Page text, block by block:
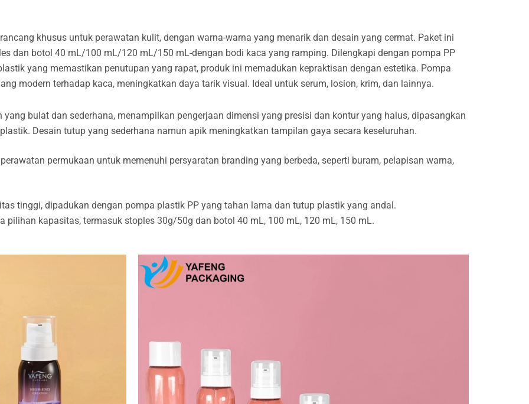
khusus untuk perawatan kulit, dengan warna-warna yang menarik dan desain yang cermat. Paket ini
dan botol 40 mL/100 mL/120 mL/150 mL-dengan bodi kaca yang ramping. Dilengkapi dengan pompa PP
yang memastikan penutupan yang rapat, produk ini memadukan kepraktisan dengan estetika. Pompa
modern terhadap kaca, meningkatkan daya tarik visual. Ideal untuk serum, losion, krim, dan lainnya.
yang bulat dan sederhana, menampilkan pengerjaan dimensi yang presisi dan kontur yang halus, dipasangkan
Desain tutup yang sederhana namun apik meningkatkan tampilan gaya secara keseluruhan.
permukaan untuk memenuhi persyaratan branding yang berbeda, seperti buram, pelapisan warna,
tinggi, dipadukan dengan pompa plastik PP yang tahan lama dan tutup plastik yang andal.
pilihan kapasitas, termasuk stoples 30g/50g dan botol 40 mL, 100 mL, 120 mL, 150 mL.